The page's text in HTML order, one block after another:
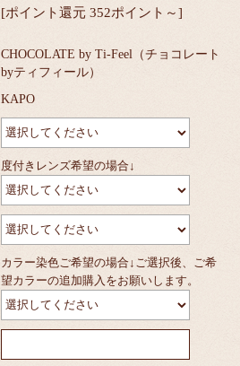
[ポイント還元 352ポイント～]
CHOCOLATE by Ti-Feel（チョコレート
byティフィール）
KAPO
度付きレンズ希望の場合↓
カラー染色ご希望の場合↓ご選択後、ご希
望カラーの追加購入をお願いします。